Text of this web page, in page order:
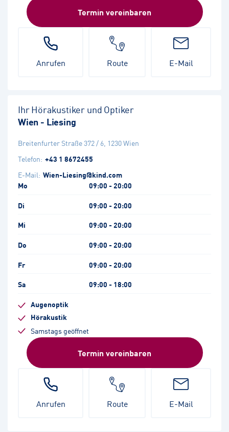
Termin vereinbaren
Anrufen Route E-Mail
Ihr Hörakustiker und Optiker
Wien - Liesing
Breitenfurter Straße 372 / 6, 1230Wien
Telefon: +43 1 8672455
E-Mail: Wien-Liesing@kind.com
Mo
09:00 - 20:00
Di
09:00 - 20:00
Mi
09:00 - 20:00
Do
09:00 - 20:00
Fr
09:00 - 20:00
Sa
09:00 - 18:00
Augenoptik
Hörakustik
Samstags geöffnet
Termin vereinbaren
Anrufen Route E-Mail